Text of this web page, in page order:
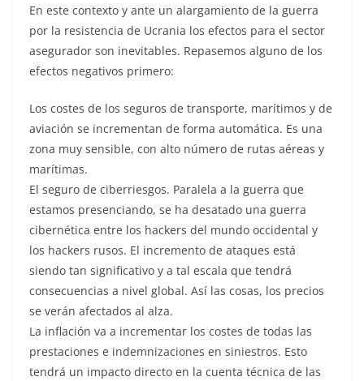
En este contexto y ante un alargamiento de la guerra
por la resistencia de Ucrania los efectos para el sector
asegurador son inevitables. Repasemos alguno de los
efectos negativos primero:
Los costes de los seguros de transporte, marítimos y de
aviación se incrementan de forma automática. Es una
zona muy sensible, con alto número de rutas aéreas y
marítimas.
El seguro de ciberriesgos. Paralela a la guerra que
estamos presenciando, se ha desatado una guerra
cibernética entre los hackers del mundo occidental y
los hackers rusos. El incremento de ataques está
siendo tan significativo y a tal escala que tendrá
consecuencias a nivel global. Así las cosas, los precios
se verán afectados al alza.
La inflación va a incrementar los costes de todas las
prestaciones e indemnizaciones en siniestros. Esto
tendrá un impacto directo en la cuenta técnica de las